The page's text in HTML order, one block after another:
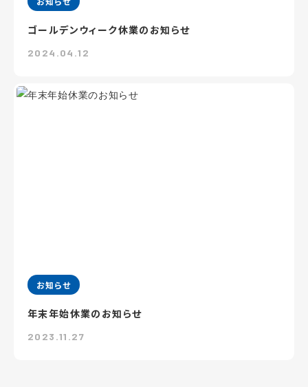
ゴールデンウィーク休業のお知らせ
2024.04.12
お知らせ
年末年始休業のお知らせ
2023.11.27